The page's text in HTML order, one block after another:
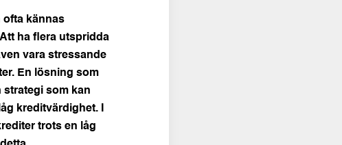
ofta kännas
ha flera utspridda
vara stressande
En lösning som
strategi som kan
kreditvärdighet. I
trots en låg